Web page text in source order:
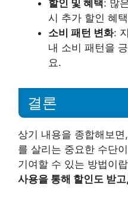
할인 및 혜택: 많
시 추가 할인 혜
소비 패턴 변화:
내 소비 패턴을
요.
결론
상기 내용을 종합해보
를 살리는 중요한 수단
기여할 수 있는 방법이
사용을 통해 할인도 받